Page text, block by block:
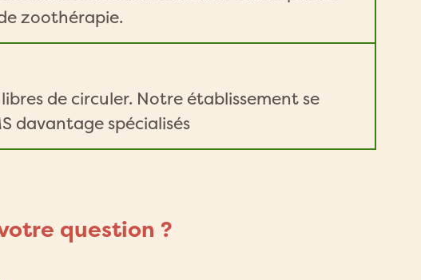
zoothérapie.
de circuler. Notre établissement se
davantage spécialisés
question ?